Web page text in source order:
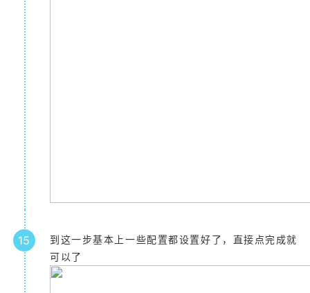
15
到这一步基本上一些配置都设置好了，直接点完成就
可以了